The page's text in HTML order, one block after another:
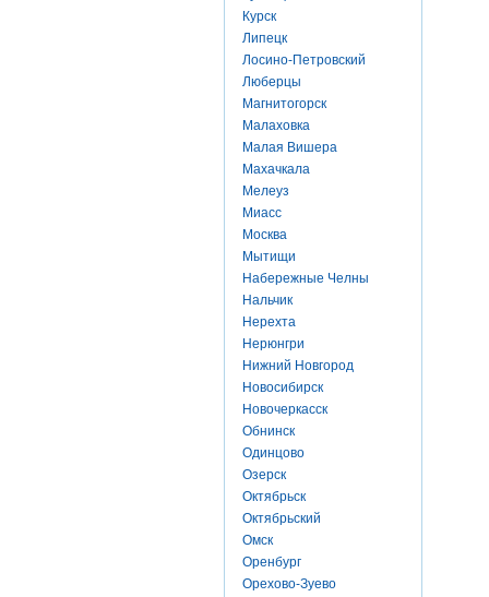
Курск
Липецк
Лосино-Петровский
Люберцы
Магнитогорск
Малаховка
Малая Вишера
Махачкала
Мелеуз
Миасс
Москва
Мытищи
Набережные Челны
Нальчик
Нерехта
Нерюнгри
Нижний Новгород
Новосибирск
Новочеркасск
Обнинск
Одинцово
Озерск
Октябрьск
Октябрьский
Омск
Оренбург
Орехово-Зуево